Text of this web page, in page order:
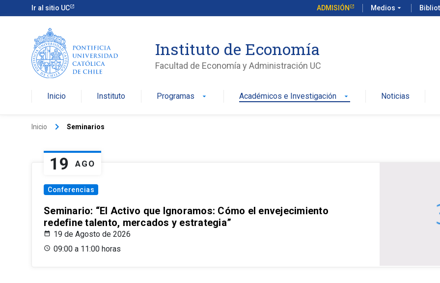
Ir al sitio UC ADMISIÓN Medios arrow_drop_down
Instituto de Economía
Facultad de Economía y Administración UC
Inicio Instituto Programas arrow_drop_down Académicos e Investigación arrow_drop_down Noticias
Inicio keyboard_arrow_right Seminarios
19 AGO
Conferencias
Seminario: “El Activo que Ignoramos: Cómo el envejecimiento
redefine talento, mercados y estrategia”
19 de Agosto de 2026
09:00 a 11:00 horas